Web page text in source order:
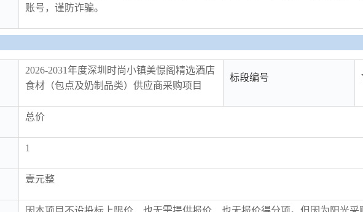
账号，谨防诈骗。
2026-2031年度深圳时尚小镇美憬阁精选酒店
食材（包点及奶制品类）供应商采购项目
标段编号
总价
1
壹元整